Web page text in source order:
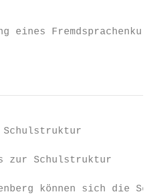
eines
Schulstruktur
zur Schulstruktur
können sich die